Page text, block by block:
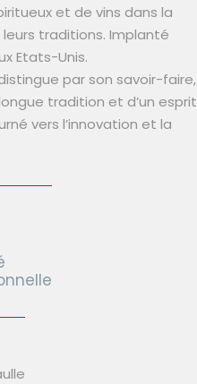
et de vins dans la
traditions. Implanté
Etats-Unis.
par son savoir-faire,
tradition et d’un esprit
vers l’innovation et la